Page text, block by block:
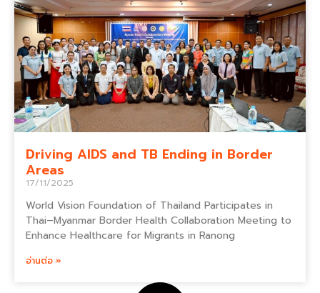
Driving AIDS and TB Ending in Border
Areas
17/11/2025
World Vision Foundation of Thailand Participates in
Thai–Myanmar Border Health Collaboration Meeting to
Enhance Healthcare for Migrants in Ranong
อ่านต่อ »